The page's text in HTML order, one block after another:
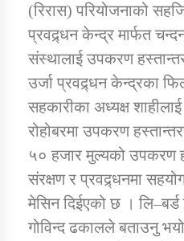
कर्णाली
सामाजिक
(रिरास) परियोजनाको
प्रवद्र्धन केन्द्र मार्फत
संस्थालाई उपकरण
उर्जा प्रवद्र्धन केन्द्रका
सहकारीका अध्यक्ष शाहीलाई
रोहोबरमा उपकरण
५० हजार मुल्यको उपकरण
संरक्षण र प्रवद्र्धनमा
मेसिन दिईएको छ ।
गोविन्द ढकालले बताउनु